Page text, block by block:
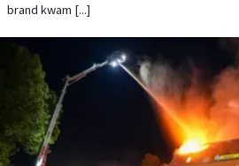
brand kwam [...]